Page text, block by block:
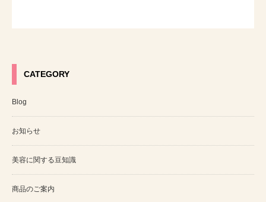
CATEGORY
Blog
お知らせ
美容に関する豆知識
商品のご案内